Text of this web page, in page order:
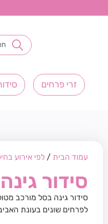
זרי פרחים
עמוד הבית / לפי אירוע
סידור גינה
סידור גינה בסל מורכב
לפרחים שונים בעונת